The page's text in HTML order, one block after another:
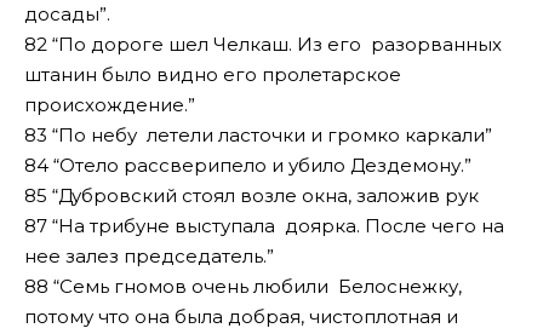
досады”.
82 “По дороге шел Челкаш. Из его разорванных
штанин было видно его пролетарское
происхождение.”
83 “По небу летели ласточки и громко каркали”
84 “Отело рассверипело и убило Дездемону.”
85 “Дубровский стоял возле окна, заложив рук
87 “На трибуне выступала доярка. После чего на
нее залез председатель.”
88 “Семь гномов очень любили Белоснежку,
потому что она была добрая, чистоплотная и